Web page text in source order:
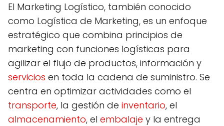
El Marketing Logístico, también conocido
como Logística de Marketing, es un enfoque
estratégico que combina principios de
marketing con funciones logísticas para
agilizar el flujo de productos, información y
servicios en toda la cadena de suministro. Se
centra en optimizar actividades como el
transporte, la gestión de inventario, el
almacenamiento, el embalaje y la entrega